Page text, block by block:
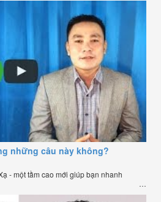
những câu này không?
- một tầm cao mới giúp bạn nhanh